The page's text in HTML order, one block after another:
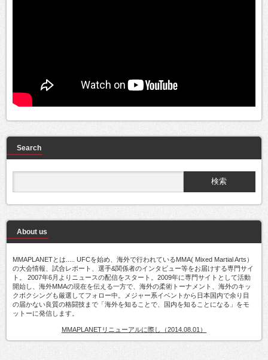
Search
About us
MMAPLANETとは..... UFCを始め、海外で行われているMMA( Mixed Martial Arts）
の大会情報、試合レポート、選手&関係者のインタビュー等をお届けする専門サイ
ト。 2007年6月よりニュースの配信をスタート。2009年に専門サイトとして活動
開始し、海外MMAの現在を伝える一方で、海外の柔術トーナメント、海外のキッ
クボクシングも厳選してフォロー中。メジャー系イベントから日本国内で余り目
の届かない良質の格闘技まで「海外を知ることで、国内を知ることになる」をモ
ットーに発信します。
MMAPLANETリニューアルに際し（2014.08.01）